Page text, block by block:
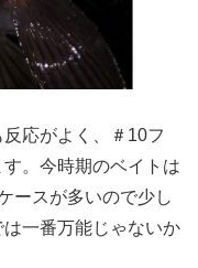
応がよく、＃10フ
。今時期のベイトは
ースが多いので少し
一番万能じゃないか